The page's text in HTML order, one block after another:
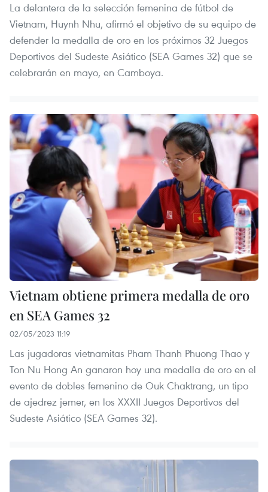
La delantera de la selección femenina de fútbol de
Vietnam, Huynh Nhu, afirmó el objetivo de su equipo de
defender la medalla de oro en los próximos 32 Juegos
Deportivos del Sudeste Asiático (SEA Games 32) que se
celebrarán en mayo, en Camboya.
Vietnam obtiene primera medalla de oro
en SEA Games 32
02/05/2023 11:19
Las jugadoras vietnamitas Pham Thanh Phuong Thao y
Ton Nu Hong An ganaron hoy una medalla de oro en el
evento de dobles femenino de Ouk Chaktrang, un tipo
de ajedrez jemer, en los XXXII Juegos Deportivos del
Sudeste Asiático (SEA Games 32).